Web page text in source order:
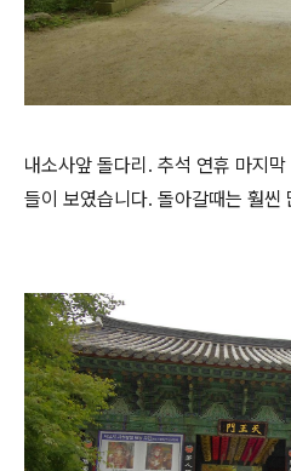
내소사앞 돌다리. 추석 연휴 마지
들이 보였습니다. 돌아갈때는 훨씬